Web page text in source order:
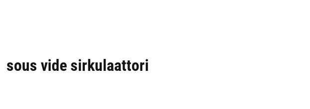
sous vide sirkulaattori